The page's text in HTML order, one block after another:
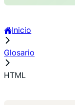
Inicio
Glosario
HTML